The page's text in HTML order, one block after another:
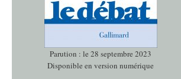
Parution : le 28 septembre 2023
Disponible en version numérique